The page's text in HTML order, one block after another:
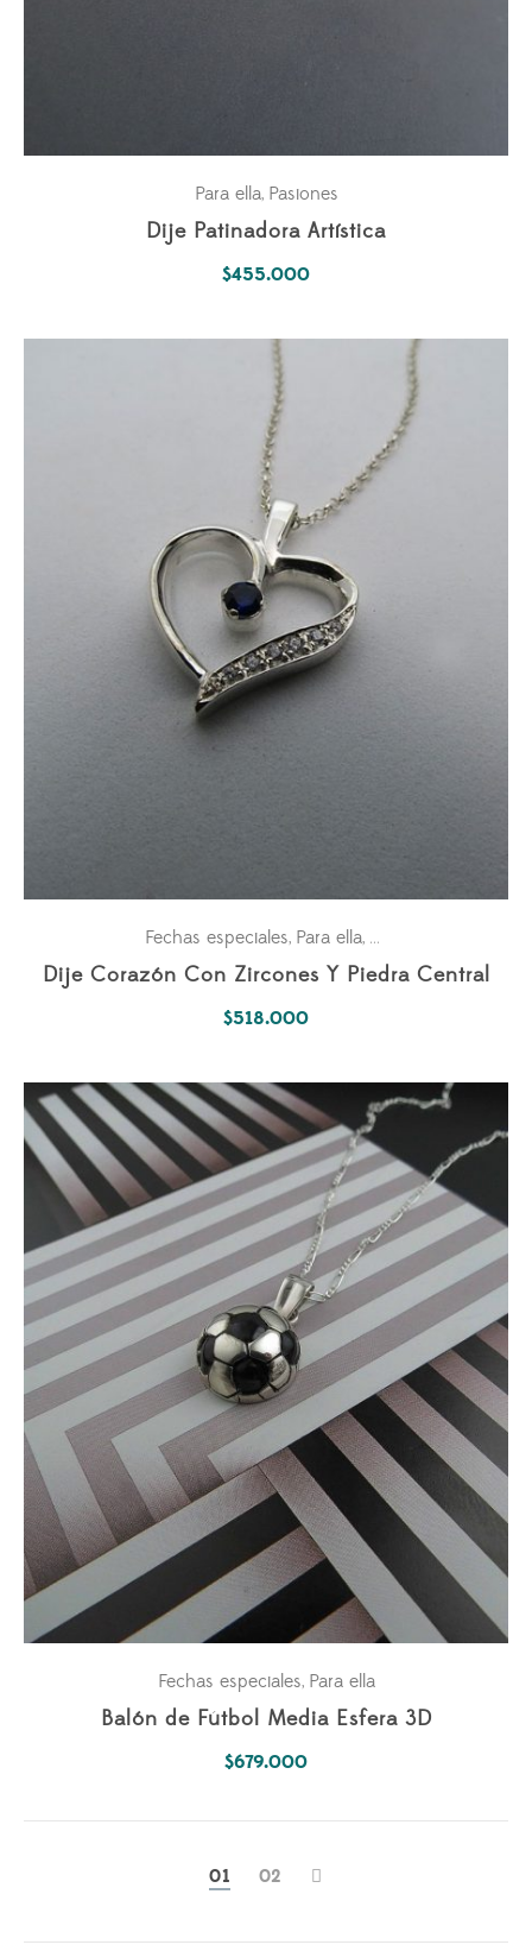
Para ella, Pasiones
Dije Patinadora Artística
$455.000
Fechas especiales, Para ella, Pasiones
Dije Corazón Con Zircones Y Piedra Central
$518.000
Fechas especiales, Para ella
Balón de Fútbol Media Esfera 3D
$679.000
01 02